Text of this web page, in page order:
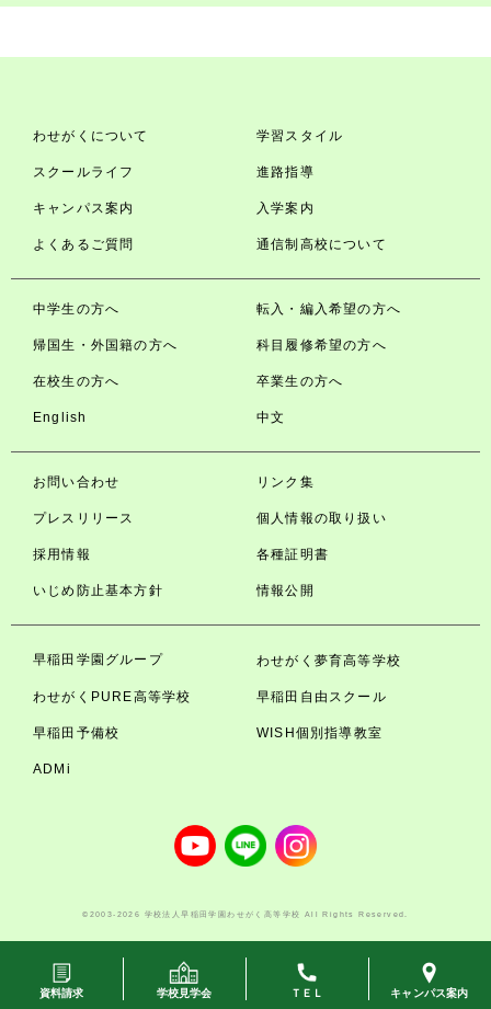
わせがくについて 学習スタイル
スクールライフ 進路指導
キャンパス案内 入学案内
よくあるご質問 通信制高校について
中学生の方へ 転入・編入希望の方へ
帰国生・外国籍の方へ 科目履修希望の方へ
在校生の方へ 卒業生の方へ
English 中文
資料請求 学校見学会 ＴＥＬ キャンパス案内
お問い合わせ リンク集
プレスリリース 個人情報の取り扱い
採用情報 各種証明書
いじめ防止基本方針 情報公開
早稲田学園グループ わせがく夢育高等学校
わせがくPURE高等学校 早稲田自由スクール
早稲田予備校 WISH個別指導教室
ADMi
©2003-2026 学校法人早稲田学園わせがく高等学校 All Rights Reserved.